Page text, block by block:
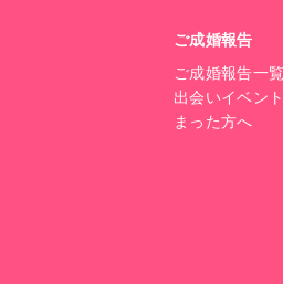
ご成婚報告
ご成婚報告一覧
出会いイベン
まった方へ